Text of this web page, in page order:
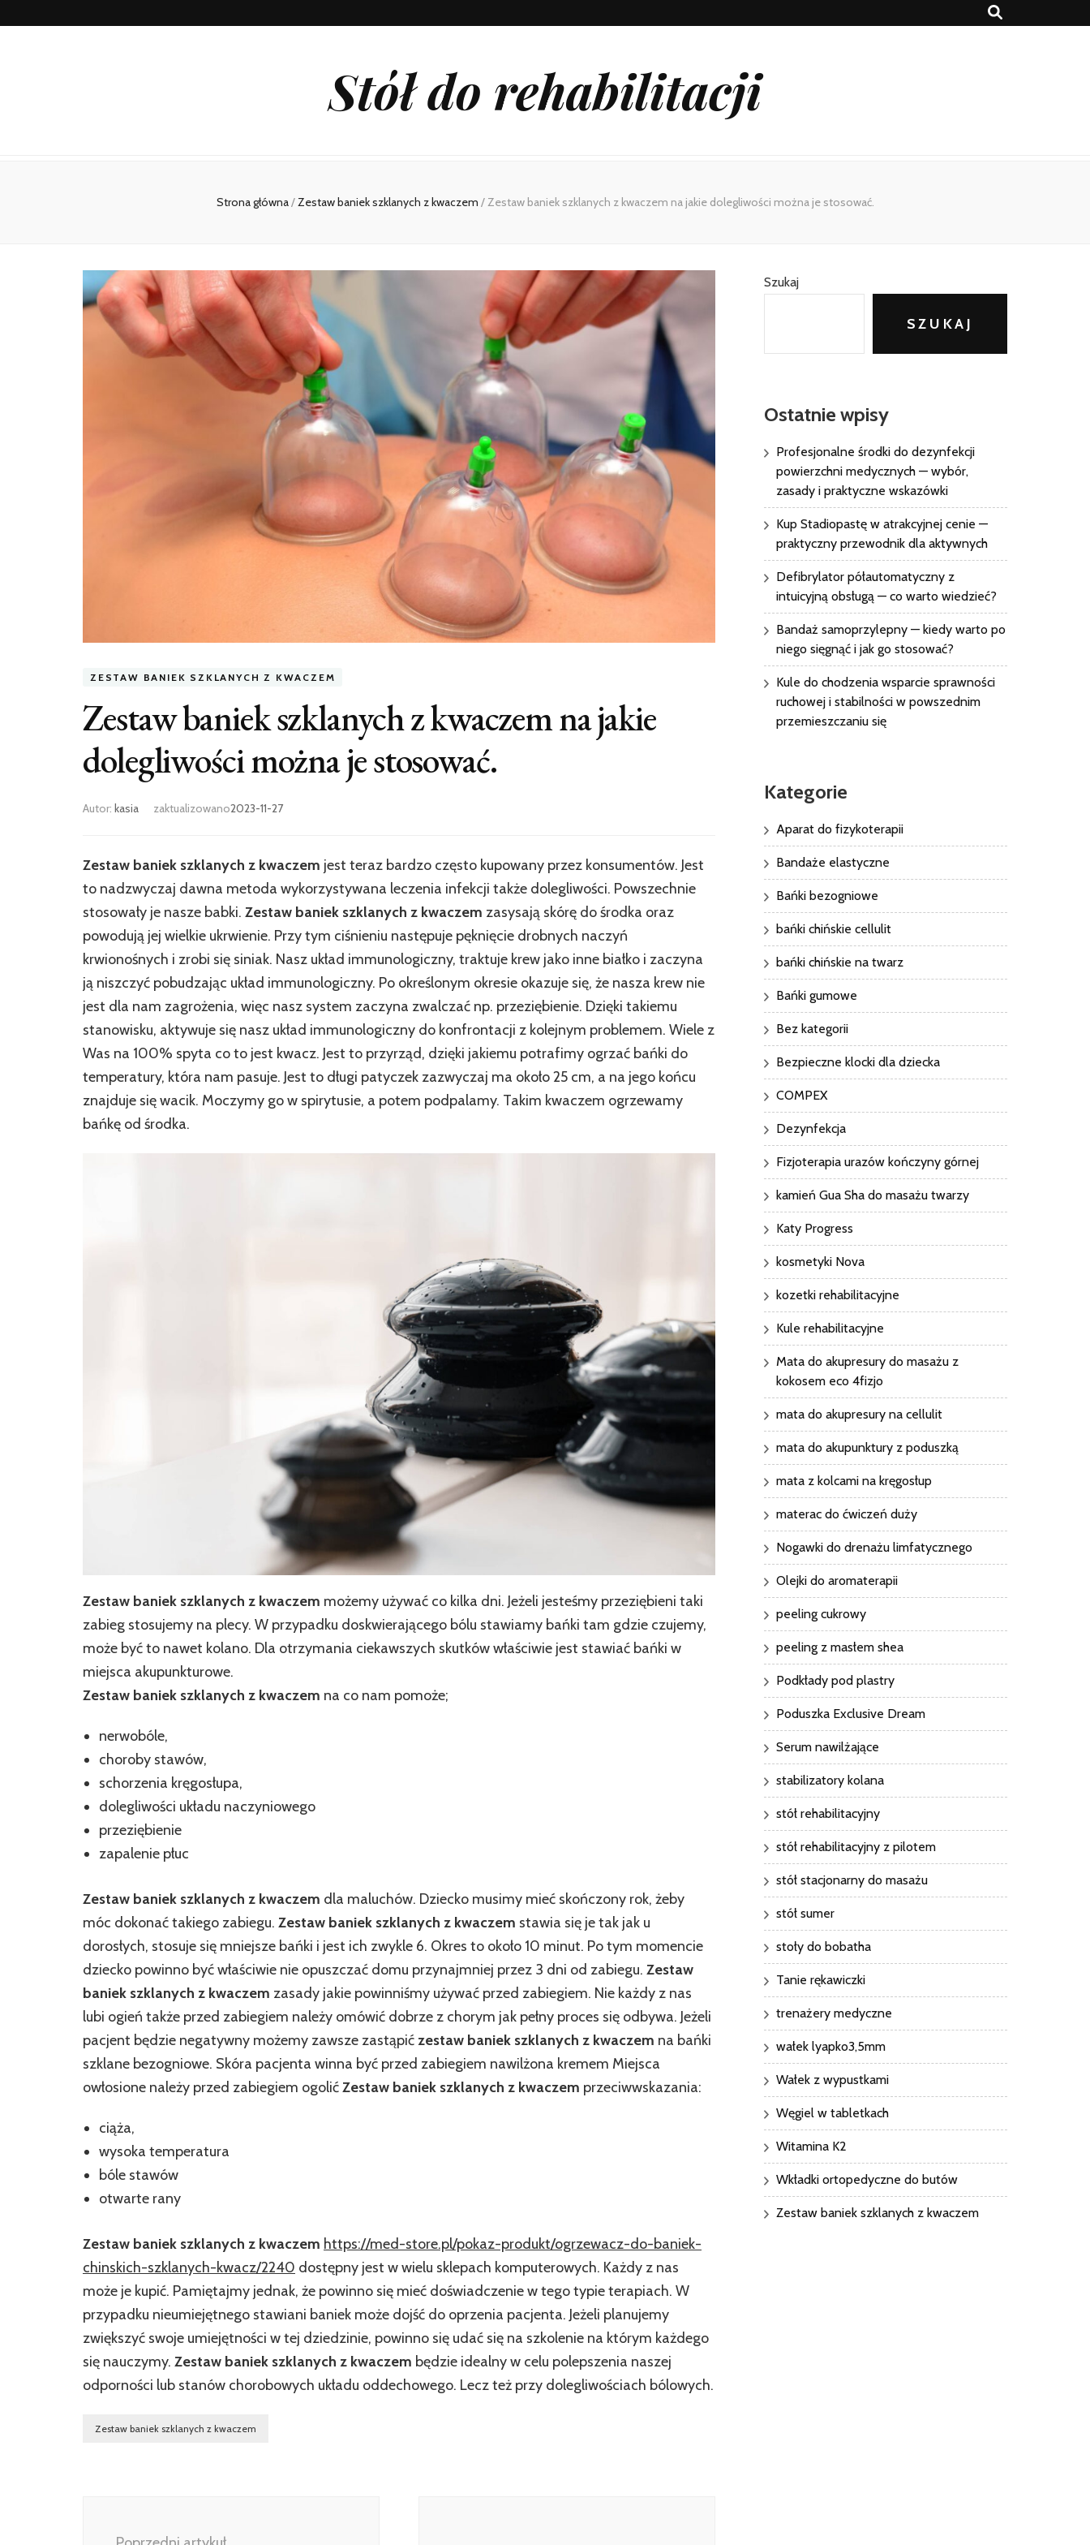
Stół do rehabilitacji
Strona główna/Zestaw baniek szklanych z kwaczem /Zestaw baniek szklanych z kwaczem na jakie dolegliwości można je stosować.
ZESTAW BANIEK SZKLANYCH Z KWACZEM
Zestaw baniek szklanych z kwaczem na jakie
dolegliwości można je stosować.
Autor: kasia zaktualizowano2023-11-27
Zestaw baniek szklanych z kwaczem jest teraz bardzo często kupowany przez konsumentów. Jest
to nadzwyczaj dawna metoda wykorzystywana leczenia infekcji także dolegliwości. Powszechnie
stosowały je nasze babki. Zestaw baniek szklanych z kwaczem zasysają skórę do środka oraz
powodują jej wielkie ukrwienie. Przy tym ciśnieniu następuje pęknięcie drobnych naczyń
krwionośnych i zrobi się siniak. Nasz układ immunologiczny, traktuje krew jako inne białko i zaczyna
ją niszczyć pobudzając układ immunologiczny. Po określonym okresie okazuje się, że nasza krew nie
jest dla nam zagrożenia, więc nasz system zaczyna zwalczać np. przeziębienie. Dzięki takiemu
stanowisku, aktywuje się nasz układ immunologiczny do konfrontacji z kolejnym problemem. Wiele z
Was na 100% spyta co to jest kwacz. Jest to przyrząd, dzięki jakiemu potrafimy ogrzać bańki do
temperatury, która nam pasuje. Jest to długi patyczek zazwyczaj ma około 25 cm, a na jego końcu
znajduje się wacik. Moczymy go w spirytusie, a potem podpalamy. Takim kwaczem ogrzewamy
bańkę od środka.
Zestaw baniek szklanych z kwaczem możemy używać co kilka dni. Jeżeli jesteśmy przeziębieni taki
zabieg stosujemy na plecy. W przypadku doskwierającego bólu stawiamy bańki tam gdzie czujemy,
może być to nawet kolano. Dla otrzymania ciekawszych skutków właściwie jest stawiać bańki w
miejsca akupunkturowe.
Zestaw baniek szklanych z kwaczem na co nam pomoże;
nerwobóle,
choroby stawów,
schorzenia kręgosłupa,
dolegliwości układu naczyniowego
przeziębienie
zapalenie płuc
Zestaw baniek szklanych z kwaczem dla maluchów. Dziecko musimy mieć skończony rok, żeby
móc dokonać takiego zabiegu. Zestaw baniek szklanych z kwaczem stawia się je tak jak u
dorosłych, stosuje się mniejsze bańki i jest ich zwykle 6. Okres to około 10 minut. Po tym momencie
dziecko powinno być właściwie nie opuszczać domu przynajmniej przez 3 dni od zabiegu. Zestaw
baniek szklanych z kwaczem zasady jakie powinniśmy używać przed zabiegiem. Nie każdy z nas
lubi ogień także przed zabiegiem należy omówić dobrze z chorym jak pełny proces się odbywa. Jeżeli
pacjent będzie negatywny możemy zawsze zastąpićzestaw baniek szklanych z kwaczem na bańki
szklane bezogniowe. Skóra pacjenta winna być przed zabiegiem nawilżona kremem Miejsca
owłosione należy przed zabiegiem ogolićZestaw baniek szklanych z kwaczem przeciwwskazania:
ciąża,
wysoka temperatura
bóle stawów
otwarte rany
Zestaw baniek szklanych z kwaczem https://med-store.pl/pokaz-produkt/ogrzewacz-do-baniek-
chinskich-szklanych-kwacz/2240 dostępny jest w wielu sklepach komputerowych. Każdy z nas
może je kupić. Pamiętajmy jednak, że powinno się mieć doświadczenie w tego typie terapiach. W
przypadku nieumiejętnego stawiani baniek może dojść do oprzenia pacjenta. Jeżeli planujemy
zwiększyć swoje umiejętności w tej dziedzinie, powinno się udać się na szkolenie na którym każdego
się nauczymy. Zestaw baniek szklanych z kwaczem będzie idealny w celu polepszenia naszej
odporności lub stanów chorobowych układu oddechowego. Lecz też przy dolegliwościach bólowych.
Zestaw baniek szklanych z kwaczem
wpisu
Szukaj
SZUKAJ
Ostatnie wpisy
Profesjonalne środki do dezynfekcji
powierzchni medycznych — wybór,
zasady i praktyczne wskazówki
Kup Stadiopastę w atrakcyjnej cenie —
praktyczny przewodnik dla aktywnych
Defibrylator półautomatyczny z
intuicyjną obsługą — co warto wiedzieć?
Bandaż samoprzylepny — kiedy warto po
niego sięgnąć i jak go stosować?
Kule do chodzenia wsparcie sprawności
ruchowej i stabilności w powszednim
przemieszczaniu się
Kategorie
Aparat do fizykoterapii
Bandaże elastyczne
Bańki bezogniowe
bańki chińskie cellulit
bańki chińskie na twarz
Bańki gumowe
Bez kategorii
Bezpieczne klocki dla dziecka
COMPEX
Dezynfekcja
Fizjoterapia urazów kończyny górnej
kamień Gua Sha do masażu twarzy
Katy Progress
kosmetyki Nova
kozetki rehabilitacyjne
Kule rehabilitacyjne
Mata do akupresury do masażu z
kokosem eco 4fizjo
mata do akupresury na cellulit
mata do akupunktury z poduszką
mata z kolcami na kręgosłup
materac do ćwiczeń duży
Nogawki do drenażu limfatycznego
Olejki do aromaterapii
peeling cukrowy
peeling z masłem shea
Podkłady pod plastry
Poduszka Exclusive Dream
Serum nawilżające
stabilizatory kolana
stół rehabilitacyjny
stół rehabilitacyjny z pilotem
stół stacjonarny do masażu
stół sumer
stoły do bobatha
Tanie rękawiczki
trenażery medyczne
wałek lyapko3,5mm
Wałek z wypustkami
Węgiel w tabletkach
Witamina K2
Wkładki ortopedyczne do butów
Zestaw baniek szklanych z kwaczem